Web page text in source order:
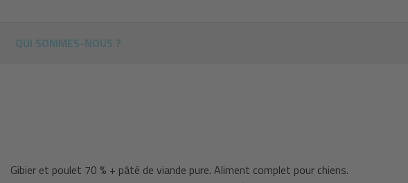
Gibier et poulet 70 % + pâté de viande pure. Aliment complet pour chiens.
QUI SOMMES-NOUS ?